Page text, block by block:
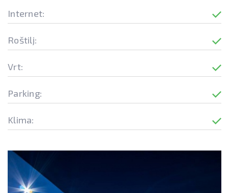
Internet:
Roštilj:
Vrt:
Parking:
Klima: